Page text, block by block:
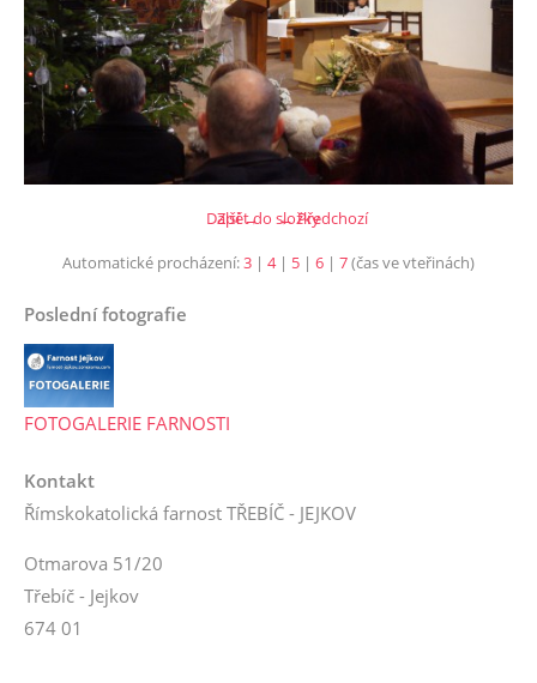
← Předchozí
Další →
Zpět do složky
Automatické procházení:3 | 4| 5 | 6 | 7(čas ve vteřinách)
Poslední fotografie
FOTOGALERIE FARNOSTI
Kontakt
Římskokatolická farnost TŘEBÍČ - JEJKOV
Otmarova 51/20
Třebíč - Jejkov
674 01